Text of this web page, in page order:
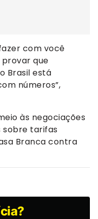
com você
provar que
Brasil está
números”,
às negociações
sobre tarifas
Branca contra